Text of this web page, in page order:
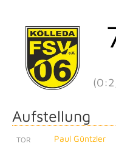
Aufstellung
TOR Paul Güntzler